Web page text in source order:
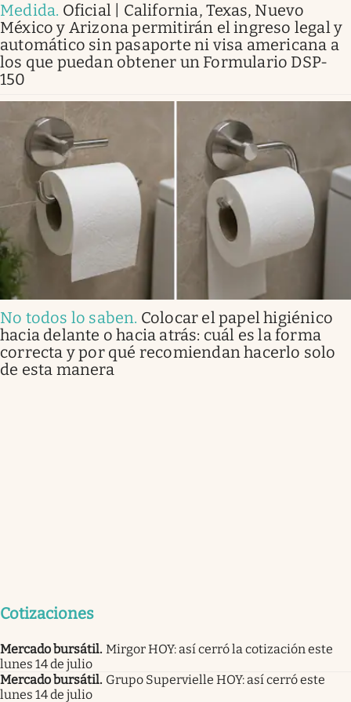
Medida. Oficial | California, Texas, Nuevo
México y Arizona permitirán el ingreso legal y
automático sin pasaporte ni visa americana a
los que puedan obtener un Formulario DSP-
150
No todos lo saben. Colocar el papel higiénico
hacia delante o hacia atrás: cuál es la forma
correcta y por qué recomiendan hacerlo solo
de esta manera
Cotizaciones
Mercado bursátil. Mirgor HOY: así cerró la cotización este
lunes 14 de julio
Mercado bursátil. Grupo Supervielle HOY: así cerró este
lunes 14 de julio